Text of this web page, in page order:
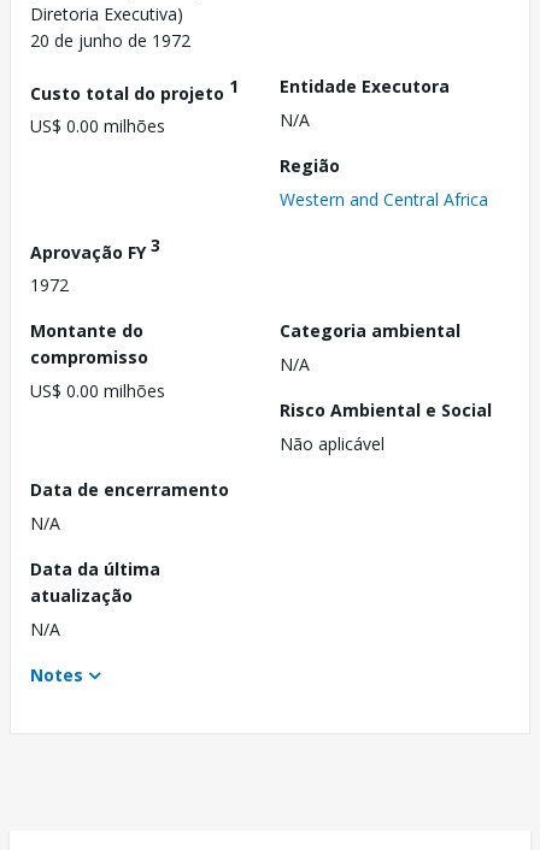
Diretoria Executiva)
20 de junho de 1972
Custo total do projeto 1
US$ 0.00 milhões
Entidade Executora
N/A
Região
Western and Central Africa
Aprovação FY3
1972
Montante do
compromisso
US$ 0.00 milhões
Categoria ambiental
N/A
Risco Ambiental e Social
Não aplicável
Data de encerramento
N/A
Data da última
atualização
N/A
Notes